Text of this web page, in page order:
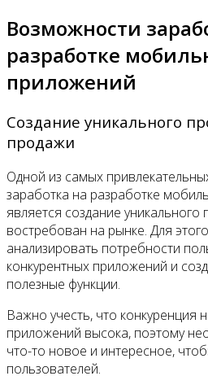
Возможности
разработке
приложений
Создание уникального
продажи
Одной из самых
заработка на разработке
является создание уникального
востребован на рынке. Для
анализировать потребности
конкурентных приложений и
полезные функции.
Важно учесть, что конкуренция
приложений высока, поэтому
что-то новое и интересное,
пользователей.